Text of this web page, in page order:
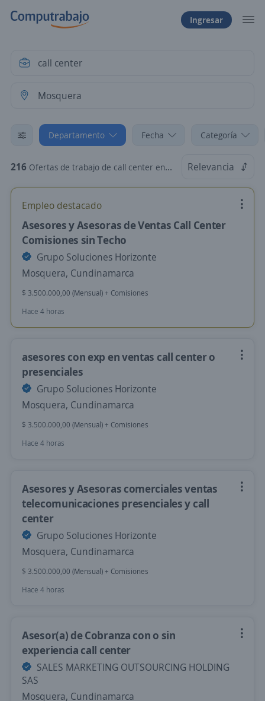
Ingresar
Departamento Fecha Categoría
216 Ofertas de trabajo de call center en Mosquera, Cundinamarca Relevancia
Empleo destacado
Asesores y Asesoras de Ventas Call Center
Comisiones sin Techo
Grupo Soluciones Horizonte
Mosquera, Cundinamarca
$ 3.500.000,00 (Mensual) + Comisiones
Hace 4 horas
asesores con exp en ventas call center o
presenciales
Grupo Soluciones Horizonte
Mosquera, Cundinamarca
$ 3.500.000,00 (Mensual) + Comisiones
Hace 4 horas
Asesores y Asesoras comerciales ventas
telecomunicaciones presenciales y call
center
Grupo Soluciones Horizonte
Mosquera, Cundinamarca
$ 3.500.000,00 (Mensual) + Comisiones
Hace 4 horas
Asesor(a) de Cobranza con o sin
experiencia call center
SALES MARKETING OUTSOURCING HOLDING
SAS
Mosquera, Cundinamarca